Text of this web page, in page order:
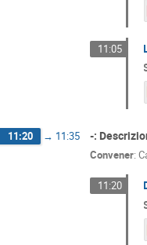
11:05
11:20 → 11:35 -:
Convener:
11:20